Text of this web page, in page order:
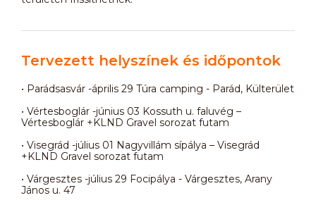
Tervezett helyszínek és időpontok
• Parádsasvár -április 29 Túra camping - Parád, Külterület
• Vértesboglár -június 03 Kossuth u. faluvég –
Vértesboglár +KLND Gravel sorozat futam
• Visegrád -július 01 Nagyvillám sípálya – Visegrád
+KLND Gravel sorozat futam
• Várgesztes -július 29 Focipálya - Várgesztes, Arany
János u. 47